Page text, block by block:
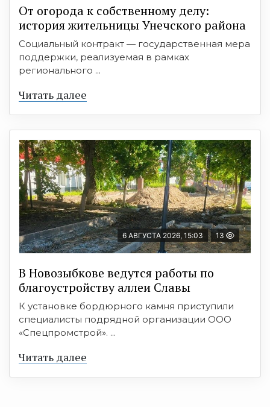
От огорода к собственному делу:
история жительницы Унечского района
Социальный контракт — государственная мера
поддержки, реализуемая в рамках
регионального ...
Читать далее
6 АВГУСТА 2026, 15:03 13
В Новозыбкове ведутся работы по
благоустройству аллеи Славы
К установке бордюрного камня приступили
специалисты подрядной организации ООО
«Спецпромстрой». ...
Читать далее